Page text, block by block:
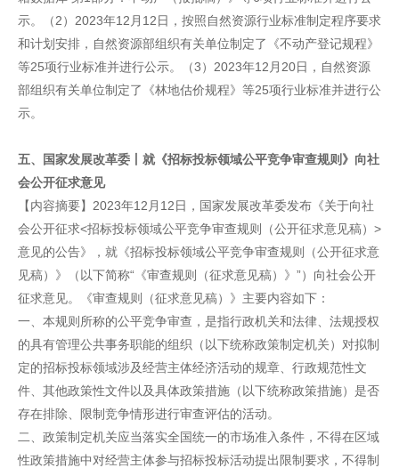
示。（2）2023年12月12日，按照自然资源行业标准制定程序要求
和计划安排，自然资源部组织有关单位制定了《不动产登记规程》
等25项行业标准并进行公示。（3）2023年12月20日，自然资源
部组织有关单位制定了《林地估价规程》等25项行业标准并进行公
示。
五、国家发展改革委丨就《招标投标领域公平竞争审查规则》向社
会公开征求意见
【内容摘要】2023年12月12日，国家发展改革委发布《关于向社
会公开征求<招标投标领域公平竞争审查规则（公开征求意见稿）>
意见的公告》，就《招标投标领域公平竞争审查规则（公开征求意
见稿）》（以下简称“《审查规则（征求意见稿）》”）向社会公开
征求意见。《审查规则（征求意见稿）》主要内容如下：
一、本规则所称的公平竞争审查，是指行政机关和法律、法规授权
的具有管理公共事务职能的组织（以下统称政策制定机关）对拟制
定的招标投标领域涉及经营主体经济活动的规章、行政规范性文
件、其他政策性文件以及具体政策措施（以下统称政策措施）是否
存在排除、限制竞争情形进行审查评估的活动。
二、政策制定机关应当落实全国统一的市场准入条件，不得在区域
性政策措施中对经营主体参与招标投标活动提出限制要求，不得制